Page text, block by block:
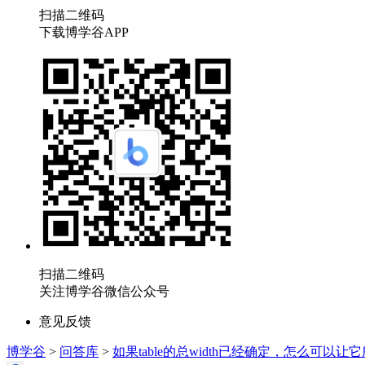
扫描二维码
下载博学谷APP
扫描二维码
关注博学谷微信公众号
意见反馈
博学谷 > 问答库 > 如果table的总width已经确定，怎么可以让